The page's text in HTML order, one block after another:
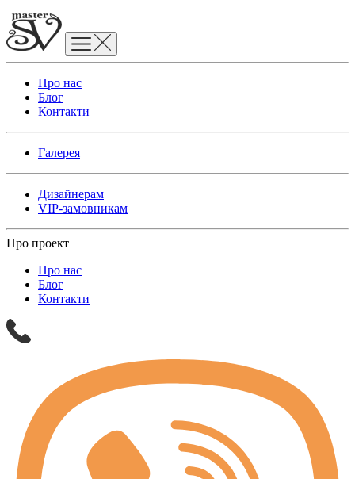
Про нас
Блог
Контакти
Галерея
Дизайнерам
VIP-замовникам
Про проект
Про нас
Блог
Контакти